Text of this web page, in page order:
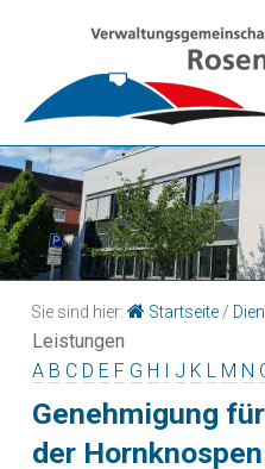
Sie sind hier: Startseite /
Leistungen
A B C D E F G H I J K L M N
Genehmigung
der